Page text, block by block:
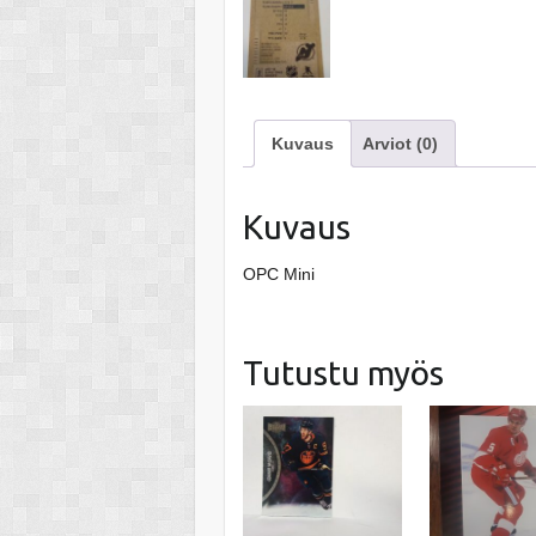
Kuvaus Arviot (0)
Kuvaus
OPC Mini
Tutustu myös